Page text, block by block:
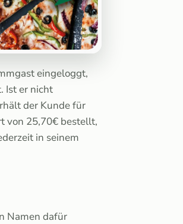
eingeloggt,
Ist er nicht
der Kunde für
von 25,70€ bestellt,
in seinem
Namen dafür